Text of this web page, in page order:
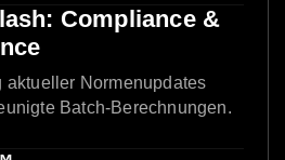
Compliance &
aktueller Normenupdates
Batch-Berechnungen.